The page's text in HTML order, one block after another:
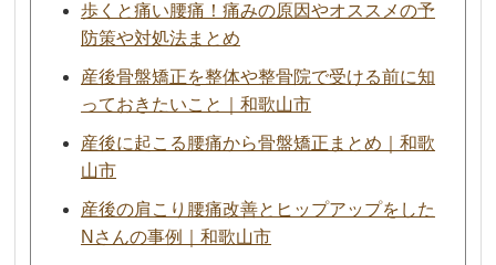
歩くと痛い腰痛！痛みの原因やオススメの予
防策や対処法まとめ
産後骨盤矯正を整体や整骨院で受ける前に知
っておきたいこと｜和歌山市
産後に起こる腰痛から骨盤矯正まとめ｜和歌
山市
産後の肩こり腰痛改善とヒップアップをした
Nさんの事例｜和歌山市